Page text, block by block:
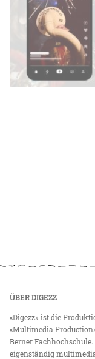
ÜBER DIGEZZ
«Digezz» ist die
«Multimedia
Berner
eigenständig